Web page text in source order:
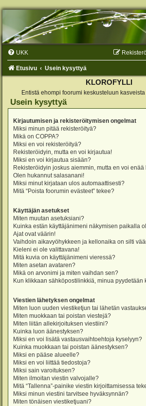
UKK
Etusivu Usein kysyttyä
KLOROFYLLI
Entistä ehompi foorumi keskusteluun
Usein kysyttyä
Kirjautumisen ja rekisteröitymisen ongelmat
Miksi minun pitää rekisteröityä?
Mikä on COPPA?
Miksi en voi rekisteröityä?
Rekisteröidyin, mutta en voi kirjautua!
Miksi en voi kirjautua sisään?
Rekisteröidyin joskus aiemmin, mutta en voi
Olen hukannut salasanani!
Miksi minut kirjataan ulos automaattisesti?
Mitä “Poista foorumin evästeet” tekee?
Käyttäjän asetukset
Miten muutan asetuksiani?
Kuinka estän käyttäjänimeni näkymisen paikalla
Ajat ovat väärin!
Vaihdoin aikavyöhykkeen ja kellonaika on silti
Kieleni ei ole valittavana!
Mitä kuvia on käyttäjänimeni vieressä?
Miten asetan avataren?
Mikä on arvonimi ja miten vaihdan sen?
Kun klikkaan sähköpostilinkkiä, minua pyydetään
Viestien lähetyksen ongelmat
Miten luon uuden viestiketjun tai lähetän
Miten muokkaan tai poistan viestejä?
Miten liitän allekirjoituksen viestiini?
Kuinka luon äänestyksen?
Miksi en voi lisätä vastausvaihtoehtoja kyselyyn?
Kuinka muokkaan tai poistan äänestyksen?
Miksi en pääse alueelle?
Miksi en voi liittää tiedostoja?
Miksi sain varoituksen?
Miten ilmoitan viestin valvojalle?
Mitä “Tallenna”-painike viestin kirjoittamisessa
Miksi minun viestini tarvitsee hyväksynnän?
Miten tönäisen viestiketjuani?